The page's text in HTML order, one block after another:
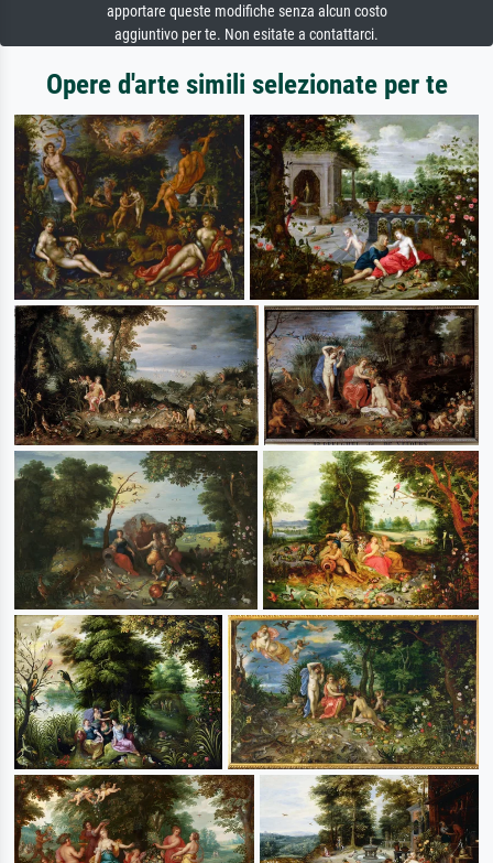
apportare queste modifiche senza alcun costo
aggiuntivo per te. Non esitate a contattarci.
Opere d'arte simili selezionate per te